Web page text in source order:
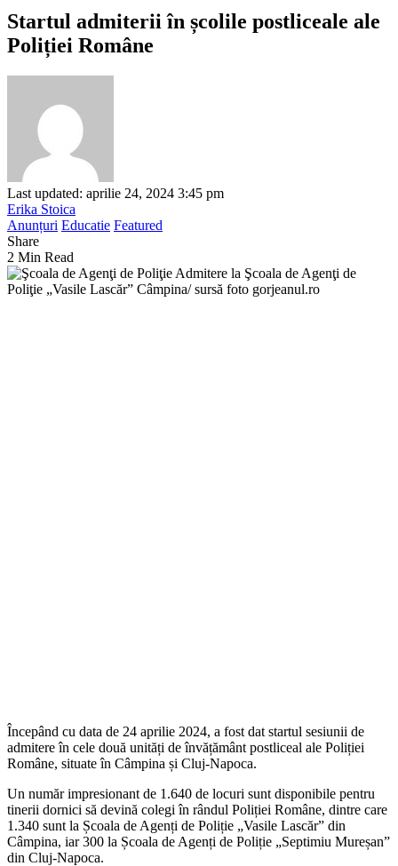
Startul admiterii în școlile postliceale ale
Poliției Române
Last updated: aprilie 24, 2024 3:45 pm
Erika Stoica
Anunțuri Educatie Featured
Share
2 Min Read
Începând cu data de 24 aprilie 2024, a fost dat startul sesiunii de
admitere în cele două unități de învățământ postliceal ale Poliției
Române, situate în Câmpina și Cluj-Napoca.
Un număr impresionant de 1.640 de locuri sunt disponibile pentru
tinerii dornici să devină colegi în rândul Poliției Române, dintre care
1.340 sunt la Școala de Agenți de Poliție „Vasile Lascăr” din
Câmpina, iar 300 la Școala de Agenți de Poliție „Septimiu Mureșan”
din Cluj-Napoca.